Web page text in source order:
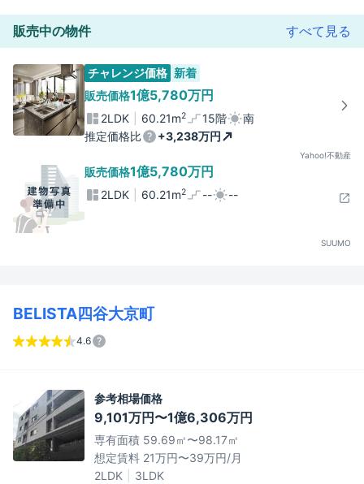
販売中の物件 すべて見る
チャレンジ価格 新着
販売価格1億5,780万円
2LDK 60.21m2 15階
南
推定価格比
+3,238万円
Yahoo!不動産
販売価格1億5,780万円
2LDK 60.21m2 -- --
SUUMO
BELISTA四谷大京町
4.6
参考相場価格
9,101万円〜1億6,306万円
専有面積 59.69㎡〜98.17㎡
想定賃料 21万円〜39万円/月
2LDK
3LDK